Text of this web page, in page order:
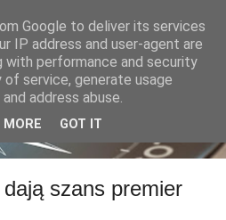
szans premier
Google to deliver its services
IP address and user-agent are
with performance and security
service, generate usage
address abuse.
MORE GOT IT